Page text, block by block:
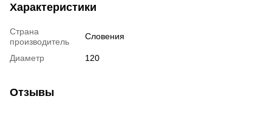
Характеристики
Страна
производитель
Словения
Диаметр 120
Отзывы